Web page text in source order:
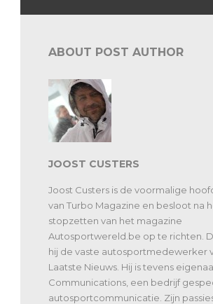
ABOUT POST AUTHOR
JOOST CUSTERS
Joost Custers is de voormalige
van Turbo Magazine en besloot na
stopzetten van het magazine
Autosportwereld.be op te richten.
hij de vaste autosportmedewerker
Laatste Nieuws. Hij is tevens
Communications, een bedrijf
autosportcommunicatie. Zijn